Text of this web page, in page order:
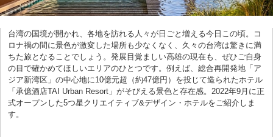
台湾の国境が開かれ、各地を訪れる人々が日ごと増える今日この頃。コ
ロナ禍の間に景色が激変した場所も少なくなく、久々の台湾は驚きに満
ちた旅となることでしょう。発展目覚ましい高雄の現在も、ぜひご自身
の目で確かめてほしいエリアのひとつです。例えば、総合再開発地「ア
ジア新湾区」の中心地に10億元超（約47億円）を投じて造られたホテル
「承億酒店TAI Urban Resort」がそびえる景色と存在感。2022年9月に正
式オープンした5つ星クリエイティブ&デザイン・ホテルをご紹介しま
す。